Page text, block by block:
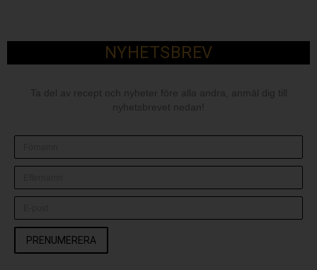
NYHETSBREV
Ta del av recept och nyheter före alla andra, anmäl dig till
nyhetsbrevet nedan!
PRENUMERERA